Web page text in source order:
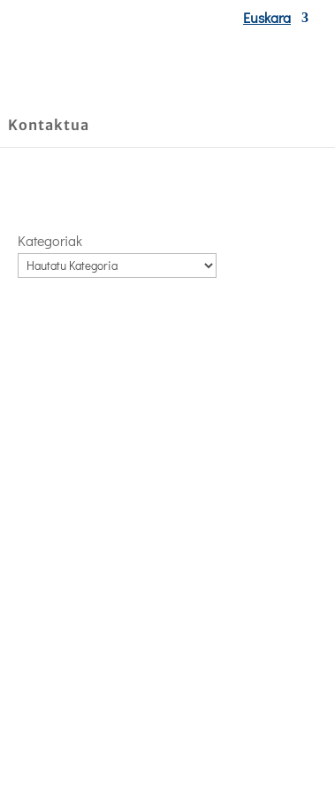
Euskara
Kontaktua
Kategoriak